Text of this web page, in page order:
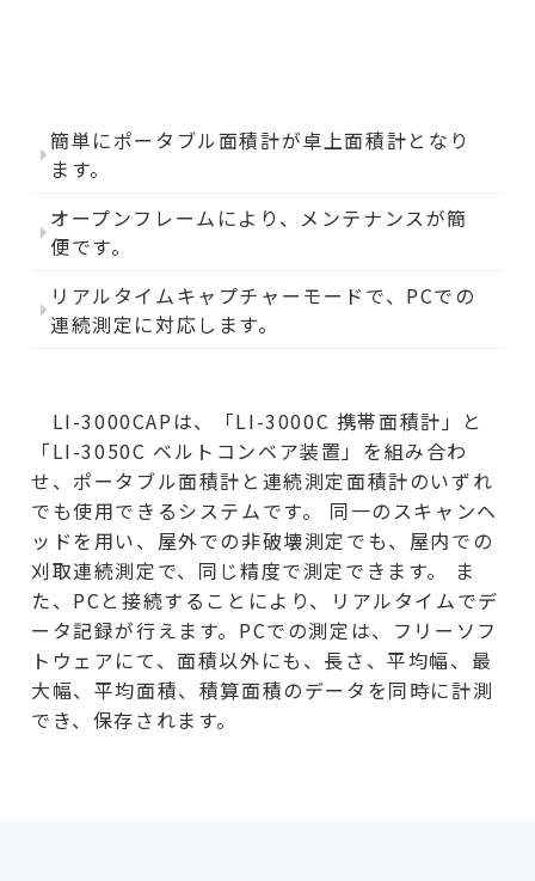
簡単にポータブル面積計が卓上面積計となり
ます。
オープンフレームにより、メンテナンスが簡
便です。
リアルタイムキャプチャーモードで、PCでの
連続測定に対応します。
LI-3000CAPは、「LI-3000C 携帯面積計」と
「LI-3050C ベルトコンベア装置」を組み合わ
せ、ポータブル面積計と連続測定面積計のいずれ
でも使用できるシステムです。 同一のスキャンヘ
ッドを用い、屋外での非破壊測定でも、屋内での
刈取連続測定で、同じ精度で測定できます。 ま
た、PCと接続することにより、リアルタイムでデ
ータ記録が行えます。PCでの測定は、フリーソフ
トウェアにて、面積以外にも、長さ、平均幅、最
大幅、平均面積、積算面積のデータを同時に計測
でき、保存されます。